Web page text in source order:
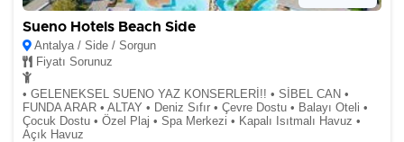
Sueno Hotels Beach Side
Antalya / Side / Sorgun
Fiyatı Sorunuz
• GELENEKSEL SUENO YAZ KONSERLERİ!! • SİBEL CAN •
FUNDA ARAR • ALTAY • Deniz Sıfır • Çevre Dostu • Balayı Oteli •
Çocuk Dostu • Özel Plaj • Spa Merkezi • Kapalı Isıtmalı Havuz •
Açık Havuz